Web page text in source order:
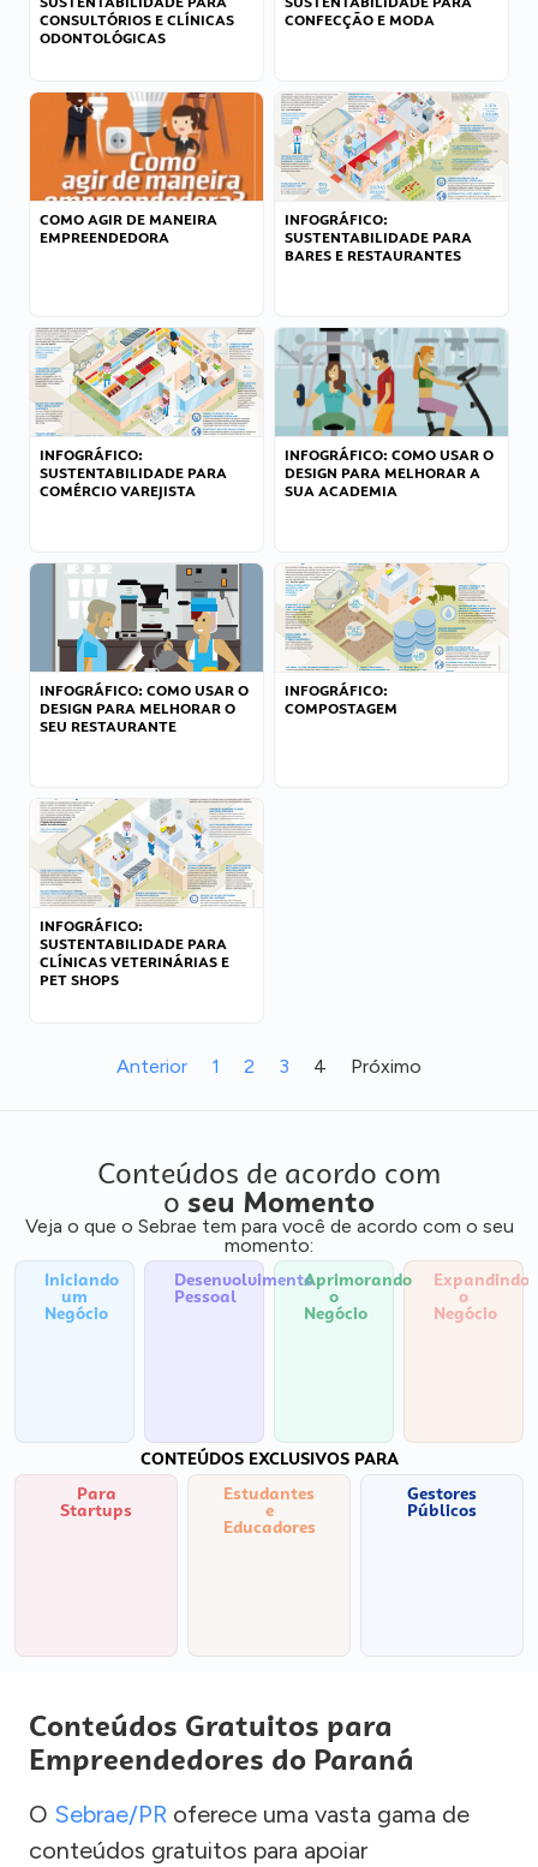
CONSULTÓRIOS E CLÍNICAS
ODONTOLÓGICAS
CONFECÇÃO E MODA
COMO AGIR DE MANEIRA
EMPREENDEDORA
INFOGRÁFICO:
SUSTENTABILIDADE PARA
BARES E RESTAURANTES
INFOGRÁFICO:
SUSTENTABILIDADE PARA
COMÉRCIO VAREJISTA
INFOGRÁFICO: COMO USAR O
DESIGN PARA MELHORAR A
SUA ACADEMIA
INFOGRÁFICO: COMO USAR O
DESIGN PARA MELHORAR O
SEU RESTAURANTE
INFOGRÁFICO:
COMPOSTAGEM
INFOGRÁFICO:
SUSTENTABILIDADE PARA
CLÍNICAS VETERINÁRIAS E
PET SHOPS
Anterior 1 2 3 4 Próximo
Conteúdos de acordo com
o seu Momento
Veja o que o Sebrae tem para você de acordo com o seu
momento:
Iniciando
um
Negócio
Desenvolvimento
Pessoal
Aprimorando
o
Negócio
Expandindo
o
Negócio
CONTEÚDOS EXCLUSIVOS PARA
Para
Startups
Estudantes
e
Educadores
Gestores
Públicos
Conteúdos Gratuitos para
Empreendedores do Paraná
O Sebrae/PR oferece uma vasta gama de
conteúdos gratuitos para apoiar